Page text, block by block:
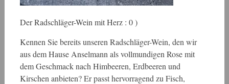
Der Radschläger-Wein mit Herz : 0 )
Kennen Sie bereits unseren Radschläger-Wein, den wir
aus dem Hause Anselmann als vollmundigen Rose mit
dem Geschmack nach Himbeeren, Erdbeeren und
Kirschen anbieten? Er passt hervorragend zu Fisch,